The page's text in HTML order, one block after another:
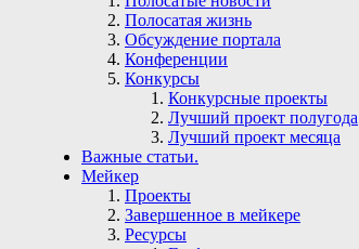
Полосатая жизнь
Обсуждение портала
Конференции
Конкурсы
Конкурсные проекты
Лучший проект полугода
Лучший проект месяца
Важные статьи.
Мейкер
Проекты
Завершенное в мейкере
Ресурсы